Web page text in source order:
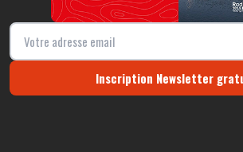
Inscription Newsletter